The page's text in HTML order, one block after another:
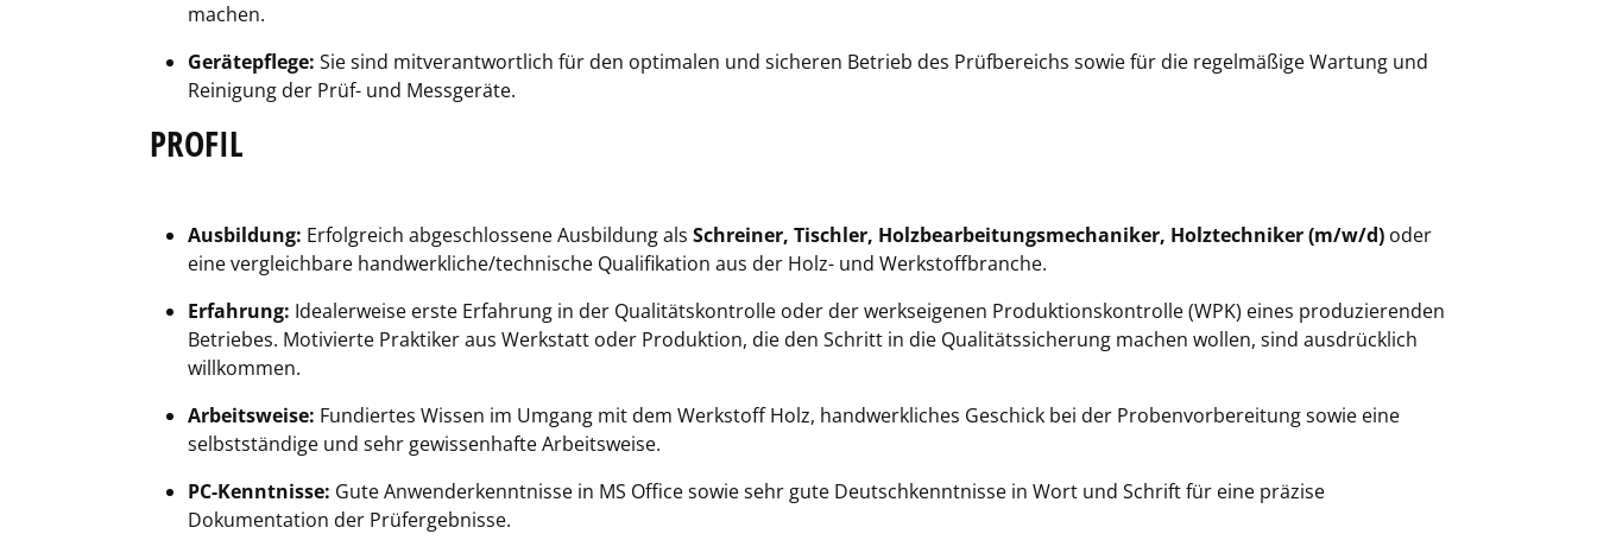
machen.
Gerätepflege: Sie sind mitverantwortlich für den optimalen und sicheren Betrieb des Prüfbereichs sowie für die regelmäßige Wartung und
Reinigung der Prüf- und Messgeräte.
PROFIL
Ausbildung: Erfolgreich abgeschlossene Ausbildung als Schreiner, Tischler, Holzbearbeitungsmechaniker, Holztechniker (m/w/d) oder
eine vergleichbare handwerkliche/technische Qualifikation aus der Holz- und Werkstoffbranche.
Erfahrung: Idealerweise erste Erfahrung in der Qualitätskontrolle oder der werkseigenen Produktionskontrolle (WPK) eines produzierenden
Betriebes. Motivierte Praktiker aus Werkstatt oder Produktion, die den Schritt in die Qualitätssicherung machen wollen, sind ausdrücklich
willkommen.
Arbeitsweise: Fundiertes Wissen im Umgang mit dem Werkstoff Holz, handwerkliches Geschick bei der Probenvorbereitung sowie eine
selbstständige und sehr gewissenhafte Arbeitsweise.
PC-Kenntnisse: Gute Anwenderkenntnisse in MS Office sowie sehr gute Deutschkenntnisse in Wort und Schrift für eine präzise
Dokumentation der Prüfergebnisse.